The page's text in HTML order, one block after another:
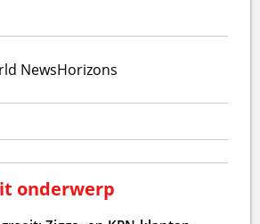
NewsHorizons
onderwerp